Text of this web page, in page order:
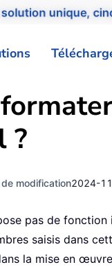
unique,
?
de modification2024-
pas de
saisis dans
la mise en